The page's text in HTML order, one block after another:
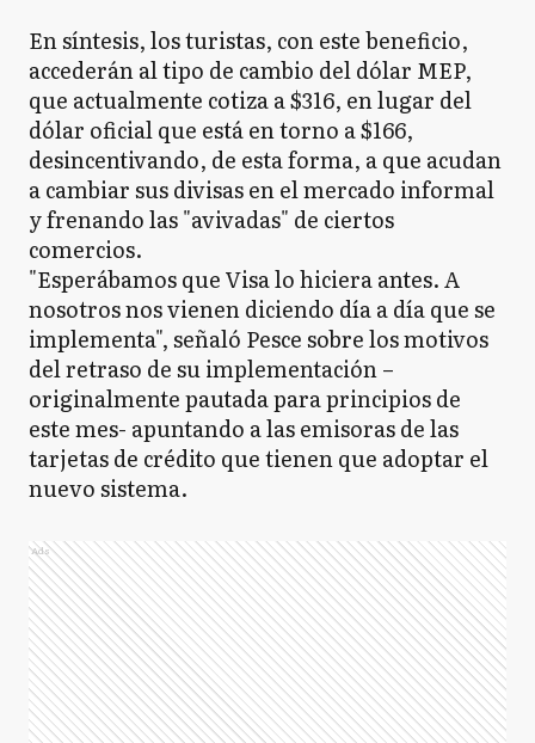
En síntesis, los turistas, con este beneficio,
accederán al tipo de cambio del dólar MEP,
que actualmente cotiza a $316, en lugar del
dólar oficial que está en torno a $166,
desincentivando, de esta forma, a que acudan
a cambiar sus divisas en el mercado informal
y frenando las "avivadas" de ciertos
comercios.
"Esperábamos que Visa lo hiciera antes. A
nosotros nos vienen diciendo día a día que se
implementa", señaló Pesce sobre los motivos
del retraso de su implementación –
originalmente pautada para principios de
este mes- apuntando a las emisoras de las
tarjetas de crédito que tienen que adoptar el
nuevo sistema.
Ads